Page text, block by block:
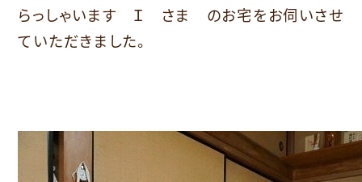
らっしゃいます Ｉ さま のお宅をお伺いさせ
ていただきました。